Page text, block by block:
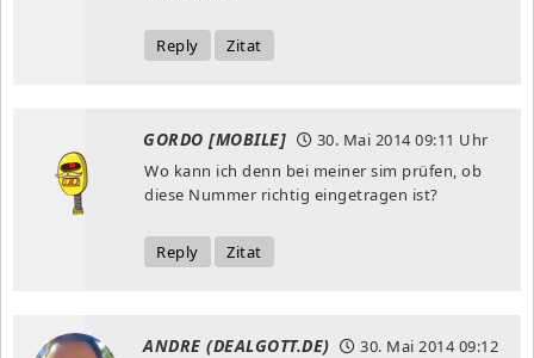
Reply Zitat
GORDO [MOBILE] 30. Mai 201409:11 Uhr
Wo kann ich denn bei meiner sim prüfen, ob
diese Nummer richtig eingetragen ist?
Reply Zitat
ANDRE (DEALGOTT.DE) 30. Mai 201409:12